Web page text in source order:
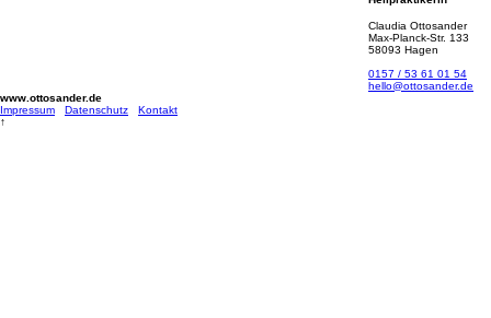
Claudia Ottosander
Max-Planck-Str. 133
58093 Hagen
0157 / 53 61 01 54
hello@ottosander.de
www.ottosander.de
Impressum
Datenschutz
Kontakt
↑